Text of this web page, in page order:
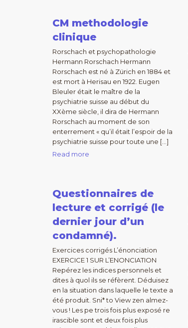
CM methodologie
clinique
Rorschach et psychopathologie
Hermann Rorschach Hermann
Rorschach est né à Zürich en 1884 et
est mort à Herisau en 1922. Eugen
Bleuler était le maître de la
psychiatrie suisse au début du
XXème siècle, il dira de Hermann
Rorschach au moment de son
enterrement « qu’il était l’espoir de la
psychiatrie suisse pour toute une […]
Read more
Questionnaires de
lecture et corrigé (le
dernier jour d’un
condamné).
Exercices corrigés L’énonciation
EXERCICE 1 SUR L’ENONCIATION
Repérez les indices personnels et
dites à quol ils se réfèrent. Déduisez
en la situation dans laquelle le texte a
été produit. Sni* to View zen almez-
vous ! Les pe trois fois plus exposé re
irascible sont et deux fois plus